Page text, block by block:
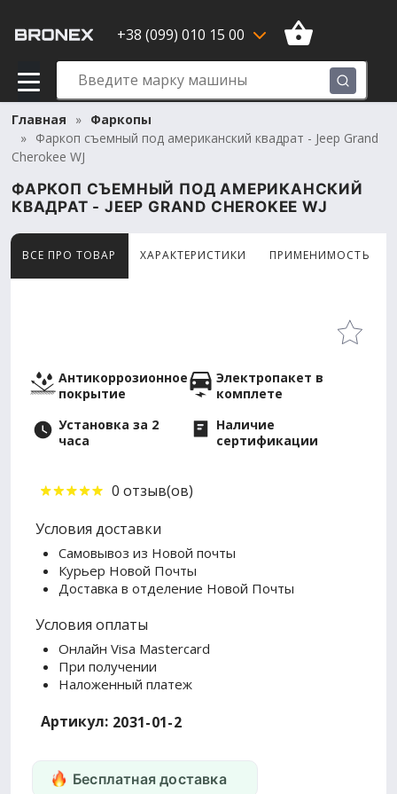
+38 (099) 010 15 00
Главная
Фаркопы
Фаркоп съемный под американский квадрат - Jeep Grand
Cherokee WJ
ФАРКОП СЪЕМНЫЙ ПОД АМЕРИКАНСКИЙ
КВАДРАТ - JEEP GRAND CHEROKEE WJ
ВСЕ ПРО ТОВАР ХАРАКТЕРИСТИКИ ПРИМЕНИМОСТЬ
Товар просматривают сейчас 11 человек
Антикоррозионное
покрытие
Электропакет в
комплете
Установка за 2
часа
Наличие
сертификации
0 отзыв(ов)
Условия доставки
Самовывоз из Новой почты
Курьер Новой Почты
Доставка в отделение Новой Почты
Условия оплаты
Онлайн Visa Mastercard
При получении
Наложенный платеж
Артикул: 2031-01-2
Бесплатная доставка